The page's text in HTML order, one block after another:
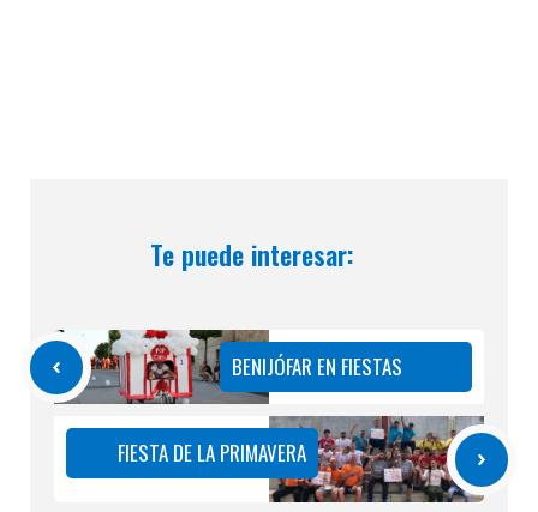
Te puede interesar:
BENIJÓFAR EN FIESTAS
FIESTA DE LA PRIMAVERA